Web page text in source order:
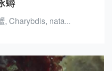
, Charybdis, nata...